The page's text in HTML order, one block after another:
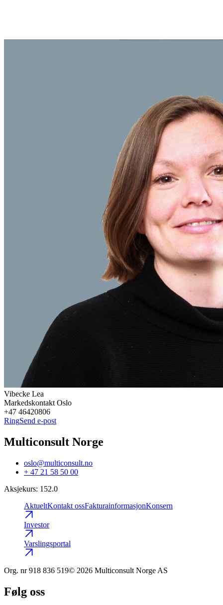
Vibecke Lea
Markedskontakt Oslo
+47 46420806
RingSend e-post
Multiconsult Norge
oslo@multiconsult.no
+ 47 21 58 50 00
Aksjekurs: 152.0
AktueltKontakt ossFakturainformasjonKonsern
Investor
Varslingsportal
Org. nr 918 836 519© 2026 Multiconsult Norge AS
Følg oss